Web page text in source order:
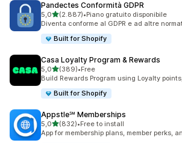
Pandectes Conformità GDPR
5,0stelle su 5
(2.887)
2887 recensioni totali
•Piano gratuito disponibile
Diventa conforme al GDPR e ad altre
Built for Shopify
Casa Loyalty Program & Rewards
5,0stelle su 5
(389)
389 recensioni totali
•Free
Build Rewards Program using Loyalty
Built for Shopify
Appstle℠ Memberships
5,0stelle su 5
(832)
832 recensioni totali
•Free to install
App for membership plans, member perks,